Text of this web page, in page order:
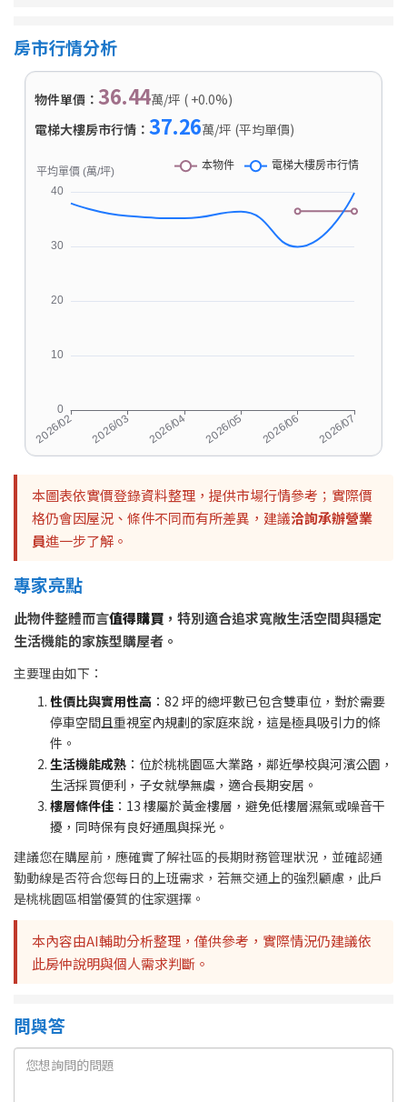
房市行情分析
物件單價： 36.44萬/坪 ( +0.0%)
電梯大樓房市行情： 37.26萬/坪 (平均單價)
本圖表依實價登錄資料整理，提供市場行情參考；實際價
格仍會因屋況、條件不同而有所差異，建議洽詢承辦營業
員進一步了解。
專家亮點
此物件整體而言值得購買 ，特別適合追求寬敞生活空間與穩定
生活機能的家族型購屋者。
主要理由如下：
性價比與實用性高 ：82 坪的總坪數已包含雙車位，對於需要
停車空間且重視室內規劃的家庭來說，這是極具吸引力的條
件。
生活機能成熟 ：位於桃桃園區大業路，鄰近學校與河濱公園，
生活採買便利，子女就學無虞，適合長期安居。
樓層條件佳 ：13 樓屬於黃金樓層，避免低樓層濕氣或噪音干
擾，同時保有良好通風與採光。
建議您在購屋前，應確實了解社區的長期財務管理狀況，並確認通
勤動線是否符合您每日的上班需求，若無交通上的強烈顧慮，此戶
是桃桃園區相當優質的住家選擇。
本內容由AI輔助分析整理，僅供參考，實際情況仍建議依
此房仲說明與個人需求判斷。
問與答